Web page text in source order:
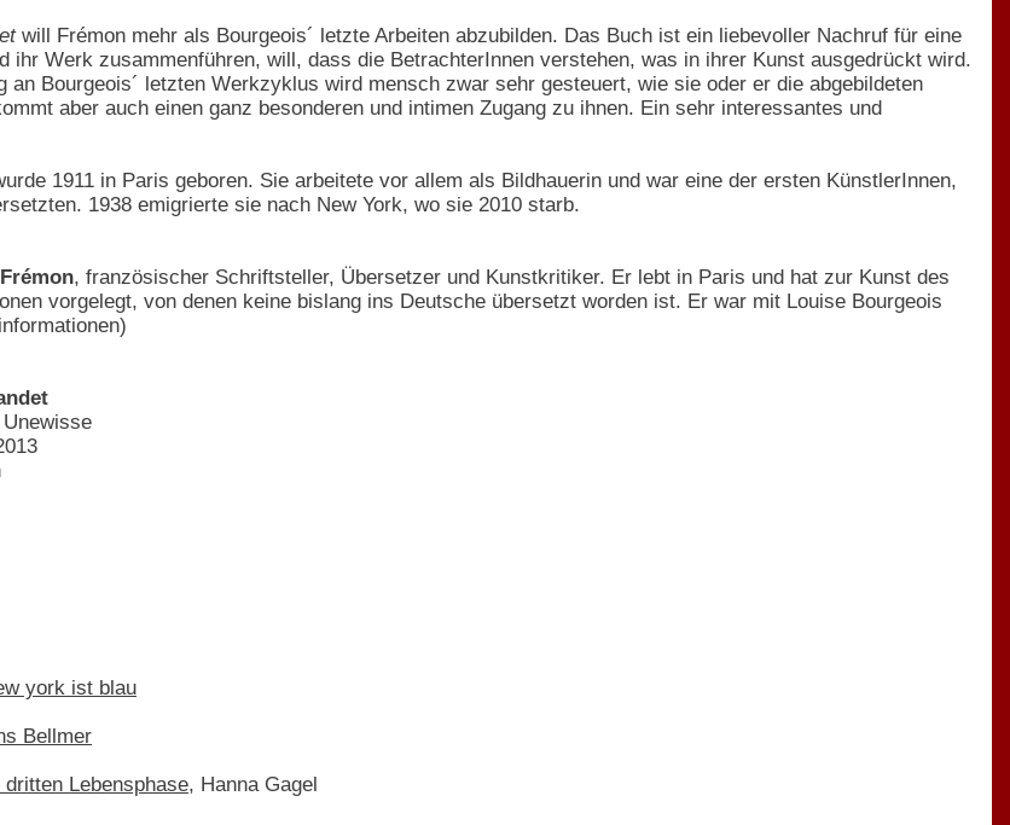
will Frémon mehr als Bourgeois´ letzte Arbeiten abzubilden. Das Buch ist ein liebevoller Nachruf für eine
ihr Werk zusammenführen, will, dass die BetrachterInnen verstehen, was in ihrer Kunst ausgedrückt wird.
an Bourgeois´ letzten Werkzyklus wird mensch zwar sehr gesteuert, wie sie oder er die abgebildeten
aber auch einen ganz besonderen und intimen Zugang zu ihnen. Ein sehr interessantes und
1911 in Paris geboren. Sie arbeitete vor allem als Bildhauerin und war eine der ersten KünstlerInnen,
1938 emigrierte sie nach New York, wo sie 2010 starb.
, französischer Schriftsteller, Übersetzer und Kunstkritiker. Er lebt in Paris und hat zur Kunst des
vorgelegt, von denen keine bislang ins Deutsche übersetzt worden ist. Er war mit Louise Bourgeois
york ist blau
Bellmer
Lebensphase, Hanna Gagel